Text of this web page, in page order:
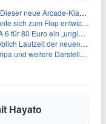
Klassiker verzeiht dir gar nichts
sich zum Flop entwickeln
ein „unglaubliches Schnäppchen“
der neuen Gameplay-Präsentation
Darsteller sollen feststehen
Hayato